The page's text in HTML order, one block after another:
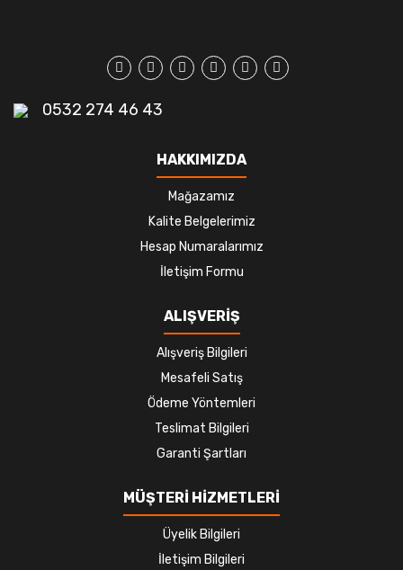
0532 274 46 43
HAKKIMIZDA
Mağazamız
Kalite Belgelerimiz
Hesap Numaralarımız
İletişim Formu
ALIŞVERİŞ
Alışveriş Bilgileri
Mesafeli Satış
Ödeme Yöntemleri
Teslimat Bilgileri
Garanti Şartları
MÜŞTERİ HİZMETLERİ
Üyelik Bilgileri
İletişim Bilgileri